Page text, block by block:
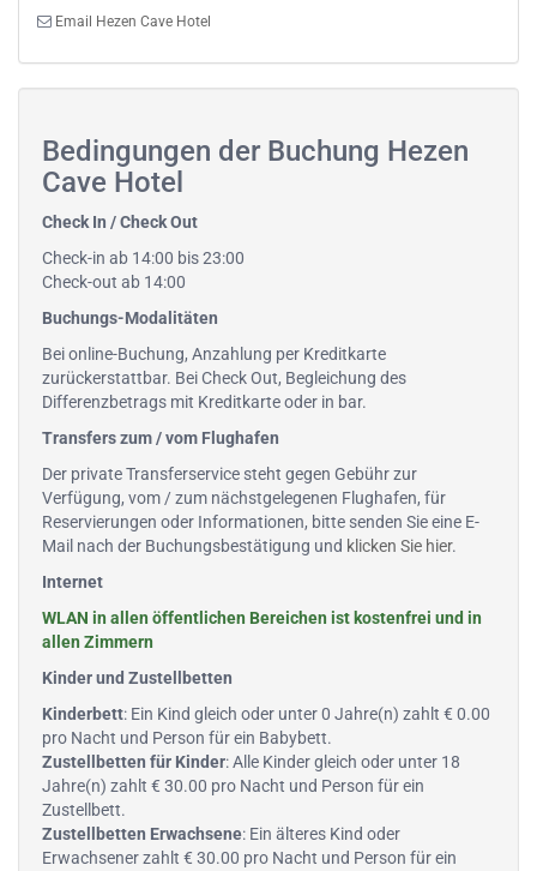
Email Hezen Cave Hotel
Bedingungen der Buchung Hezen
Cave Hotel
Check In / Check Out
Check-in ab 14:00 bis 23:00
Check-out ab 14:00
Buchungs-Modalitäten
Bei online-Buchung, Anzahlung per Kreditkarte
zurückerstattbar. Bei Check Out, Begleichung des
Differenzbetrags mit Kreditkarte oder in bar.
Transfers zum / vom Flughafen
Der private Transferservice steht gegen Gebühr zur
Verfügung, vom / zum nächstgelegenen Flughafen, für
Reservierungen oder Informationen, bitte senden Sie eine E-
Mail nach der Buchungsbestätigung und klicken Sie hier.
Internet
WLAN in allen öffentlichen Bereichen ist kostenfrei und in
allen Zimmern
Kinder und Zustellbetten
Kinderbett: Ein Kind gleich oder unter 0 Jahre(n) zahlt € 0.00
pro Nacht und Person für ein Babybett.
Zustellbetten für Kinder: Alle Kinder gleich oder unter 18
Jahre(n) zahlt € 30.00 pro Nacht und Person für ein
Zustellbett.
Zustellbetten Erwachsene: Ein älteres Kind oder
Erwachsener zahlt € 30.00 pro Nacht und Person für ein